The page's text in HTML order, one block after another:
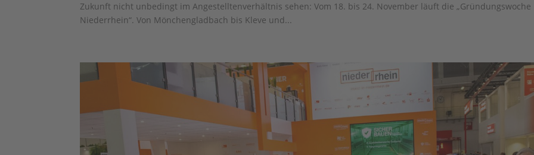
Zukunft nicht unbedingt im Angestelltenverhältnis sehen: Vom 18. bis 24. November läuft die „Gründungswoche
Niederrhein“. Von Mönchengladbach bis Kleve und...